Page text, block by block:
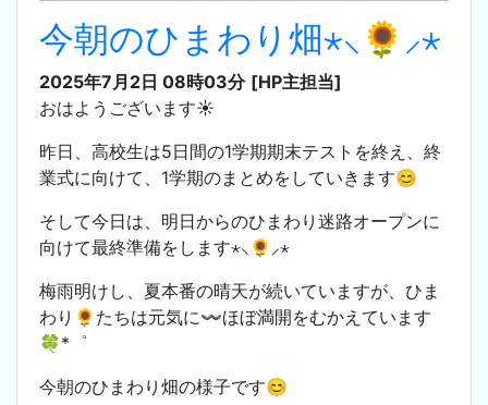
今朝のひまわり畑⋆⸜🌻⸝‍⋆
2025年7月2日 08時03分 [HP主担当]
おはようございます☀️
昨日、高校生は5日間の1学期期末テストを終え、終
業式に向けて、1学期のまとめをしていきます😊
そして今日は、明日からのひまわり迷路オープンに
向けて最終準備をします⋆⸜🌻⸝‍⋆
梅雨明けし、夏本番の晴天が続いていますが、ひま
わり🌻たちは元気に〰️ほぼ満開をむかえています
🍀*゜
今朝のひまわり畑の様子です😊